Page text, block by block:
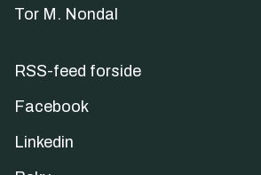
Tor M. Nondal
RSS-feed forside
Facebook
Linkedin